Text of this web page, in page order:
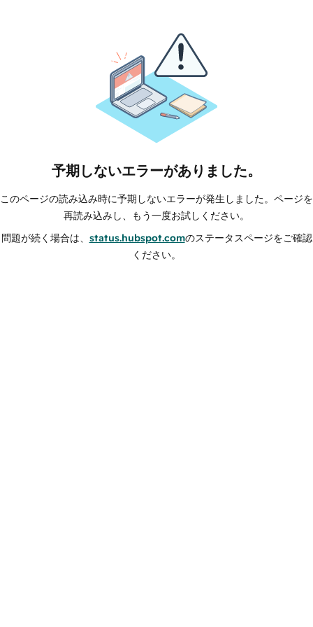
予期しないエラーがありました。
このページの読み込み時に予期しないエラーが発生しました。ページを
再読み込みし、もう一度お試しください。
問題が続く場合は、 status.hubspot.comのステータスページをご確認
ください。